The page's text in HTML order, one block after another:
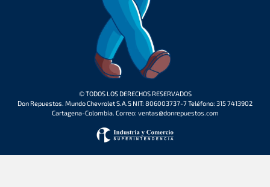
© TODOS LOS DERECHOS RESERVADOS
Don Repuestos. Mundo Chevrolet S.A.S NIT: 806003737-7 Teléfono: 315 7413902
Cartagena-Colombia. Correo: ventas@donrepuestos.com